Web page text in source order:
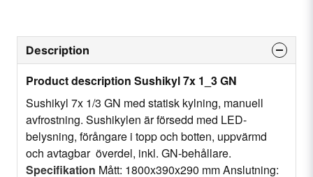
Description
Product description Sushikyl 7x 1_3 GN
Sushikyl 7x 1/3 GN med statisk kylning, manuell
avfrostning. Sushikylen är försedd med LED-
belysning, förångare i topp och botten, uppvärmd
och avtagbar överdel, inkl. GN-behållare.
Specifikation Mått: 1800x390x290 mm Anslutning: